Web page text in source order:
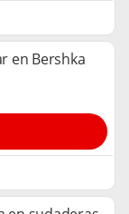
en Bershka